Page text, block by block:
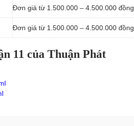
Đơn giá từ 1.500.000 – 4.500.000 đồng
Đơn giá từ 1.500.000 – 4.500.000 đồng
11 của Thuận Phát